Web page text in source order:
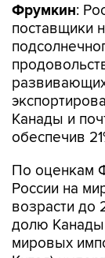
Фрумкин:
поставщики
Канады и
обеспечив
По оценкам
России на
возрасти
долю
мировых